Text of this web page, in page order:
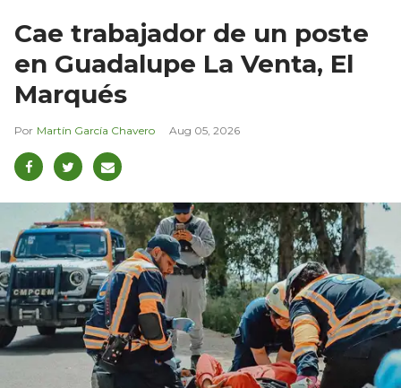
Cae trabajador de un poste
en Guadalupe La Venta, El
Marqués
Martín García Chavero Aug 05, 2026